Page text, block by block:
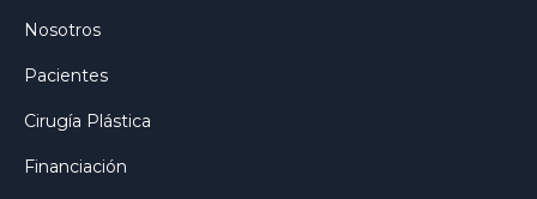
Nosotros
Pacientes
Cirugía Plástica
Financiación